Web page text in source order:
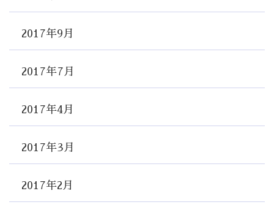
2017年9月
2017年7月
2017年4月
2017年3月
2017年2月